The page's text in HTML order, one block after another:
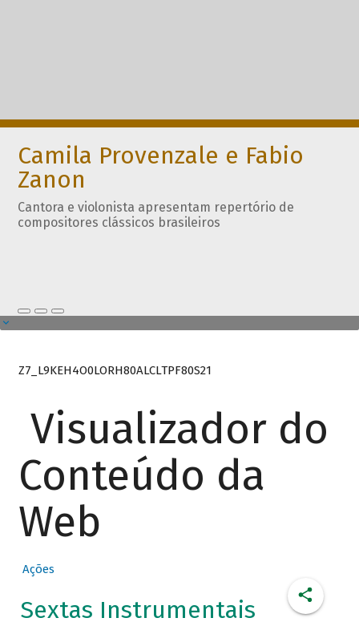
Camila Provenzale e Fabio
Zanon
Cantora e violonista apresentam repertório de
compositores clássicos brasileiros
Z7_L9KEH4O0LORH80ALCLTPF80S21
Visualizador do
Conteúdo da
Web
Ações
Sextas Instrumentais